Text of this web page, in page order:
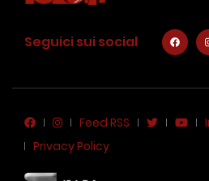
Seguici sui social
Feed RSS
Privacy Policy